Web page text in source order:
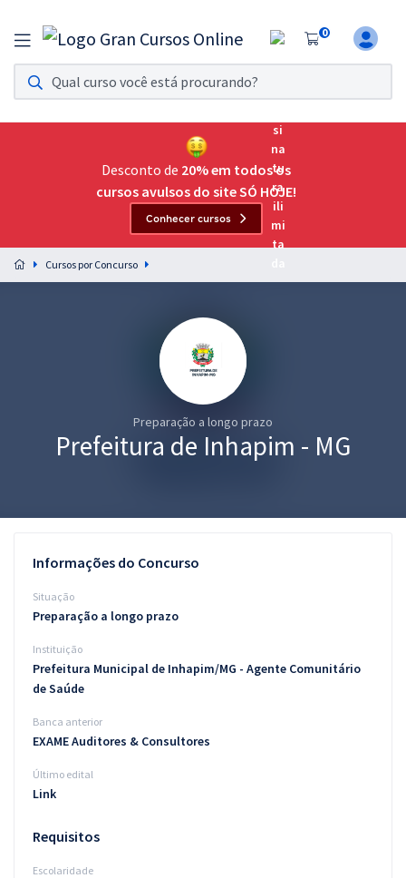
0
Assinatura Ilimitada 11
Acesso a todos os cursos. Teste grátis por 7 dias!
Assinatura OAB Até Passar
Acesso ilimitado a toda preparação para o Exame da
Preparação completa e intensiva para as principais
residências em saúde do Brasil
Graduação
Questões grátis
Blog
Desconto de 20% em todos os
cursos avulsos do site SÓ HOJE!
Conhecer cursos
Cursos por Concurso
Preparação a longo prazo
Prefeitura de Inhapim - MG
Informações do Concurso
Situação
Preparação a longo prazo
Instituição
Prefeitura Municipal de Inhapim/MG - Agente Comunitário
de Saúde
Banca anterior
EXAME Auditores & Consultores
Último edital
Link
Requisitos
Escolaridade